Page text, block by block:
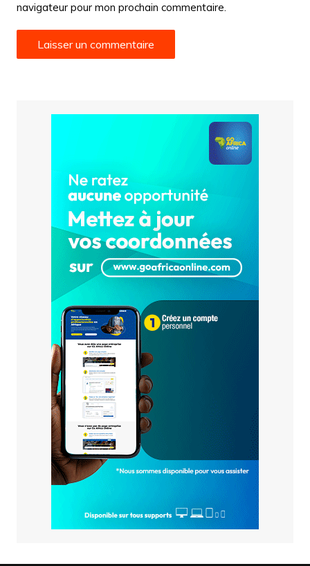
navigateur pour mon prochain commentaire.